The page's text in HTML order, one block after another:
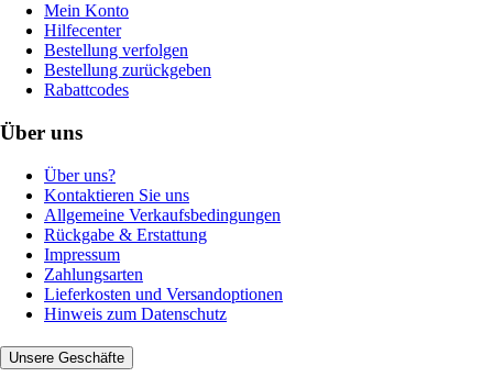
Mein Konto
Hilfecenter
Bestellung verfolgen
Bestellung zurückgeben
Rabattcodes
Über uns
Über uns?
Kontaktieren Sie uns
Allgemeine Verkaufsbedingungen
Rückgabe & Erstattung
Impressum
Zahlungsarten
Lieferkosten und Versandoptionen
Hinweis zum Datenschutz
Unsere Geschäfte